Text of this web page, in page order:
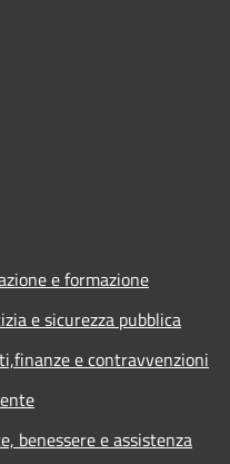
e formazione
e sicurezza pubblica
e contravvenzioni
benessere e assistenza